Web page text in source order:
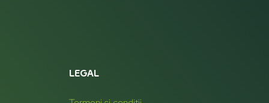
LEGAL